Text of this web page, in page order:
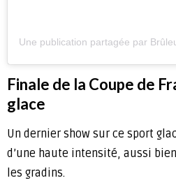
Une publication partagée par
Finale de la Coupe de
glace
Un dernier show sur ce sport
d’une haute intensité, aussi
les gradins.